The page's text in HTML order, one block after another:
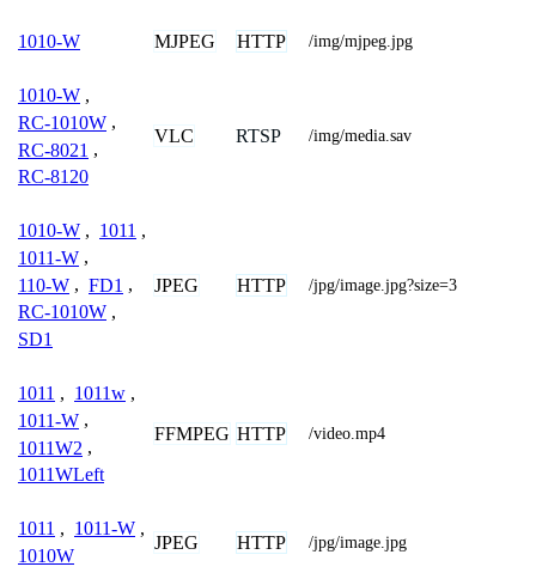
1010-W MJPEG HTTP /img/mjpeg.jpg
1010-W ,
RC-1010W ,
RC-8021 ,
RC-8120
VLC RTSP /img/media.sav
1010-W , 1011 ,
1011-W ,
110-W , FD1 ,
RC-1010W ,
SD1
JPEG HTTP /jpg/image.jpg?size=3
1011 , 1011w ,
1011-W ,
1011W2 ,
1011WLeft
FFMPEG HTTP /video.mp4
1011 , 1011-W ,
1010W
JPEG HTTP /jpg/image.jpg